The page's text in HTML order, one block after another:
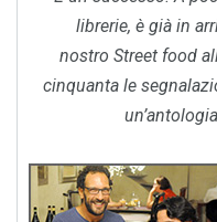
librerie, è già in
nostro Street food
cinquanta le